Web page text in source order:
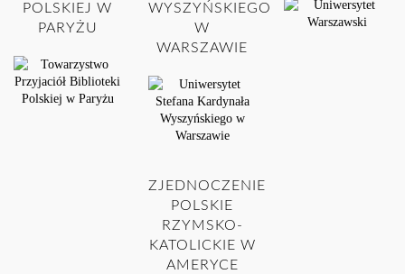
POLSKIEJ W
PARYŻU
WYSZYŃSKIEGO
W
WARSZAWIE
ZJEDNOCZENIE
POLSKIE
RZYMSKO-
KATOLICKIE W
AMERYCE